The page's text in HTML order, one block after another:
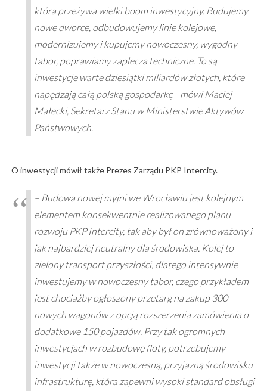
która przeżywa wielki boom inwestycyjny. Budujemy
nowe dworce, odbudowujemy linie kolejowe,
modernizujemy i kupujemy nowoczesny, wygodny
tabor, poprawiamy zaplecza techniczne. To są
inwestycje warte dziesiątki miliardów złotych, które
napędzają całą polską gospodarkę –mówi Maciej
Małecki, Sekretarz Stanu w Ministerstwie Aktywów
Państwowych.
O inwestycji mówił także Prezes Zarządu PKP Intercity.
– Budowa nowej myjni we Wrocławiu jest kolejnym
elementem konsekwentnie realizowanego planu
rozwoju PKP Intercity, tak aby był on zrównoważony i
jak najbardziej neutralny dla środowiska. Kolej to
zielony transport przyszłości, dlatego intensywnie
inwestujemy w nowoczesny tabor, czego przykładem
jest chociażby ogłoszony przetarg na zakup 300
nowych wagonów z opcją rozszerzenia zamówienia o
dodatkowe 150 pojazdów. Przy tak ogromnych
inwestycjach w rozbudowę floty, potrzebujemy
inwestycji także w nowoczesną, przyjazną środowisku
infrastrukturę, która zapewni wysoki standard obsługi